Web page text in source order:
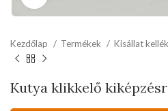
Kezdőlap Termékek Kisállat
Kutya klikkelő